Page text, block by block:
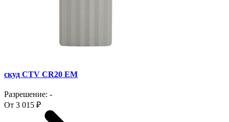
скуд CTV CR20 EM
Разрешение: -
От 3 015 ₽